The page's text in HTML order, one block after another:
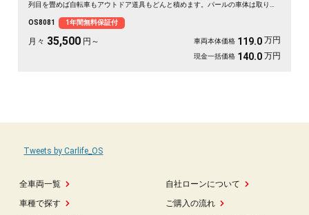
列目を畳めば自転車もアウトドア道具もどんと積めます。パールの車体は取り回
しっかり残せて安心。天井のフリップダウンモニターで長距離も退屈知らず。毎
日の相棒にぴったりの一台です🚗✨💺🙌😊《1年保証付》
OS8081 1年間無料保証付
月々 35,500 円～ 車両本体価格 119.0 万円
現金一括価格 140.0 万円
全車両一覧
車種で探す
自社ローンについて
ご購入の流れ
Tweets by Carlife_OS